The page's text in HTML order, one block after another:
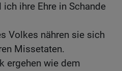
ihre Ehre in Schande
Volkes nähren sie sich
Missetaten.
ergehen wie dem